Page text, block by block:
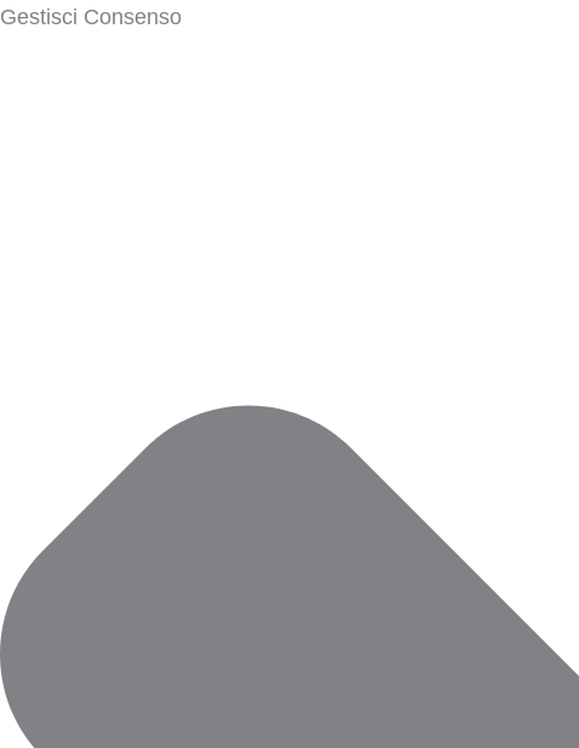
Gestisci Consenso